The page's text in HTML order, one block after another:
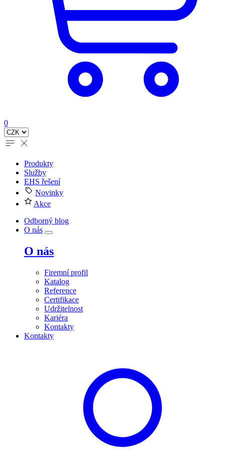
0
Produkty
Služby
EHS řešení
Novinky
Akce
Odborný blog
O nás
O nás
Firemní profil
Katalog
Reference
Certifikace
Udržitelnost
Kariéra
Kontakty
Kontakty